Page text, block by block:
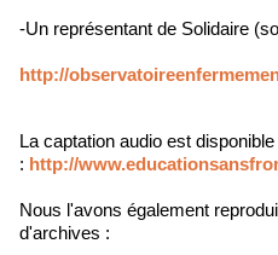
-Un représentant de Solidaire
http://
La captation audio est
: http://
Nous l'avons également
d'archives :